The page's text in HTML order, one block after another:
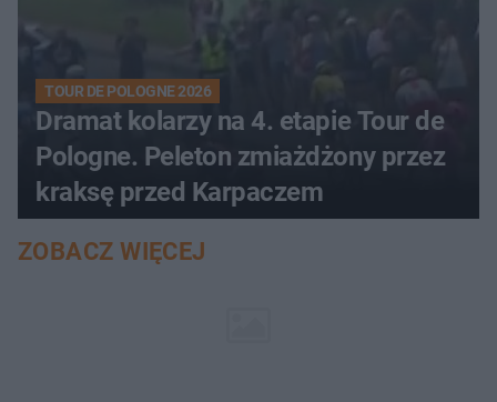
TOUR DE POLOGNE 2026
Dramat kolarzy na 4. etapie Tour de
Pologne. Peleton zmiażdżony przez
kraksę przed Karpaczem
ZOBACZ WIĘCEJ